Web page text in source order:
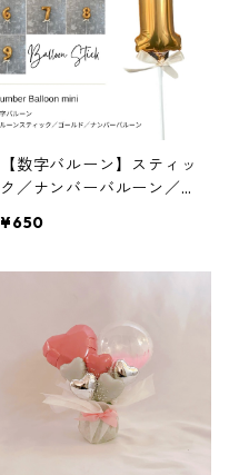
【数字バルーン】スティッ
ク／ナンバーバルーン／フ
15cm
¥650